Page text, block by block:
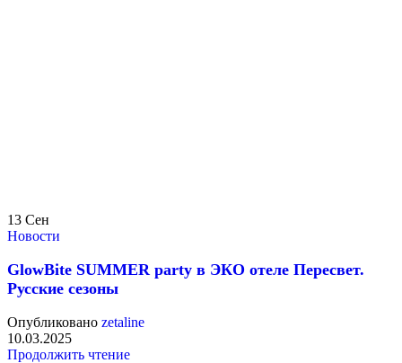
13 Сен
Новости
GlowBite SUMMER party в ЭКО отеле Пересвет.
Русские сезоны
Опубликовано zetaline
10.03.2025
Продолжить чтение